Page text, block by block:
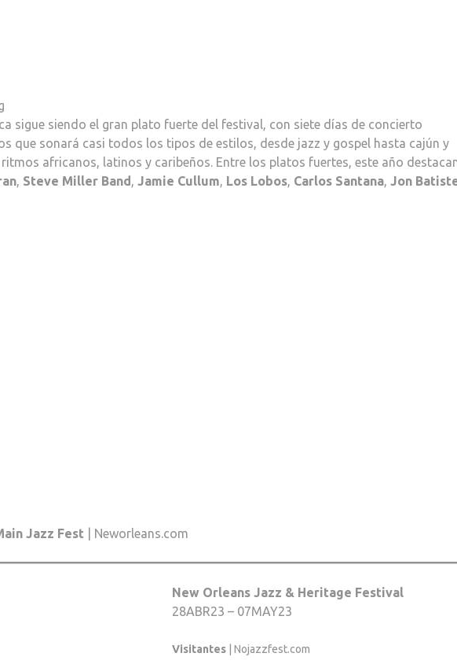
sigue siendo el gran plato fuerte del festival, con siete días de concierto
que sonará casi todos los tipos de estilos, desde jazz y gospel hasta cajún y
africanos, latinos y caribeños. Entre los platos fuertes, este año
, Steve Miller Band, Jamie Cullum, Los Lobos, Carlos Santana, Jon
Jazz Fest | Neworleans.com
New Orleans Jazz & Heritage Festival
28ABR23 – 07MAY23
Visitantes| Nojazzfest.com